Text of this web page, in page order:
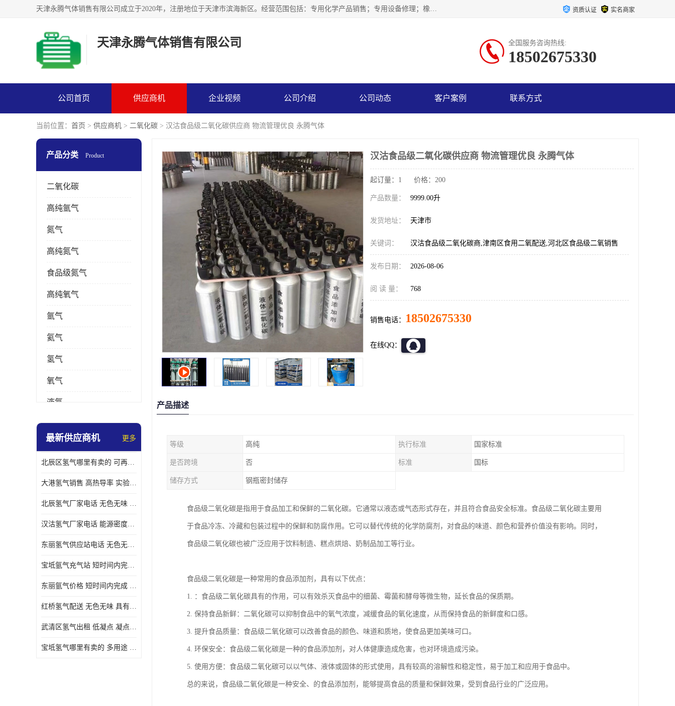
天津永腾气体销售有限公司成立于2020年，注册地位于天津市滨海新区。经营范围包括：专用化学产品销售；专用设备修理；橡胶制品销售；气体压缩机械销售；特种设备销售；仪器仪表销售；机械设备租赁；五金产品批发；食品添加剂销售等，主要供应：氧气、乙炔、氮气、氩气、氢气、氦气、液氨、液氮、一氧化碳、二氧化碳等，各种工业气体，高纯气体，食品级气体。 资质认证 实名商家
天津永腾气体销售有限公司 全国服务咨询热线:
18502675330
公司首页 供应商机 企业视频 公司介绍 公司动态 客户案例 联系方式
当前位置： 首页 > 供应商机 > 二氧化碳 > 汉沽食品级二氧化碳供应商 物流管理优良 永腾气体
产品分类 Product
二氧化碳
高纯氩气
氮气
高纯氮气
食品级氮气
高纯氧气
氩气
氦气
氢气
氧气
液氮
乙炔
最新供应商机 更多
北辰区氢气哪里有卖的 可再生 实验室应用
大港氢气销售 高热导率 实验室应用
北辰氢气厂家电话 无色无味 凝点为-259
汉沽氢气厂家电话 能源密度高 储存和传输便利
东丽氢气供应站电话 无色无味 储存和传输便利
宝坻氩气充气站 短时间内完成 人员经过培训
东丽氩气价格 短时间内完成 物流管理优良
红桥氢气配送 无色无味 具有较低的密度
武清区氢气出租 低凝点 凝点为-259
宝坻氢气哪里有卖的 多用途 可以在空气中上升
汉沽食品级二氧化碳供应商 物流管理优良 永腾气体
起订量：1 价格：200
产品数量： 9999.00升
发货地址： 天津市
关键词： 汉沽食品级二氧化碳商,津南区食用二氧配送,河北区食品级二氧销售
发布日期： 2026-08-06
阅 读 量： 768
销售电话： 18502675330
在线QQ：
产品描述
等级 高纯 执行标准 国家标准
是否跨境 否 标准 国标
储存方式 钢瓶密封储存
食品级二氧化碳是指用于食品加工和保鲜的二氧化碳。它通常以液态或气态形式存在，并且符合食品安全标准。食品级二氧化碳主要用
于食品冷冻、冷藏和包装过程中的保鲜和防腐作用。它可以替代传统的化学防腐剂，对食品的味道、颜色和营养价值没有影响。同时，
食品级二氧化碳也被广泛应用于饮料制造、糕点烘焙、奶制品加工等行业。
食品级二氧化碳是一种常用的食品添加剂，具有以下优点：
1. ：食品级二氧化碳具有的作用，可以有效杀灭食品中的细菌、霉菌和酵母等微生物，延长食品的保质期。
2. 保持食品新鲜：二氧化碳可以抑制食品中的氧气浓度，减缓食品的氧化速度，从而保持食品的新鲜度和口感。
3. 提升食品质量：食品级二氧化碳可以改善食品的颜色、味道和质地，使食品更加美味可口。
4. 环保安全：食品级二氧化碳是一种的食品添加剂，对人体健康造成危害，也对环境造成污染。
5. 使用方便：食品级二氧化碳可以以气体、液体或固体的形式使用，具有较高的溶解性和稳定性，易于加工和应用于食品中。
总的来说，食品级二氧化碳是一种安全、的食品添加剂，能够提高食品的质量和保鲜效果，受到食品行业的广泛应用。